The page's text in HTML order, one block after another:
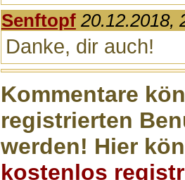
Senftopf 20.12.2018,
Danke, dir auch!
Kommentare
registrierten
werden! Hier
kostenlos